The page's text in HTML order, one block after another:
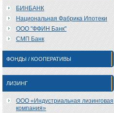
БИНБАНК
Национальная Фабрика Ипотеки
ООО "ФФИН Банк"
СМП Банк
ФОНДЫ / КООПЕРАТИВЫ
ЛИЗИНГ
ООО «Индустриальная лизинговая
компания»